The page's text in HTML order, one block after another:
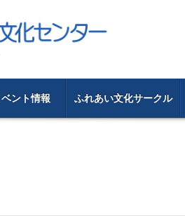
ント情報 ふれあい文化サークル